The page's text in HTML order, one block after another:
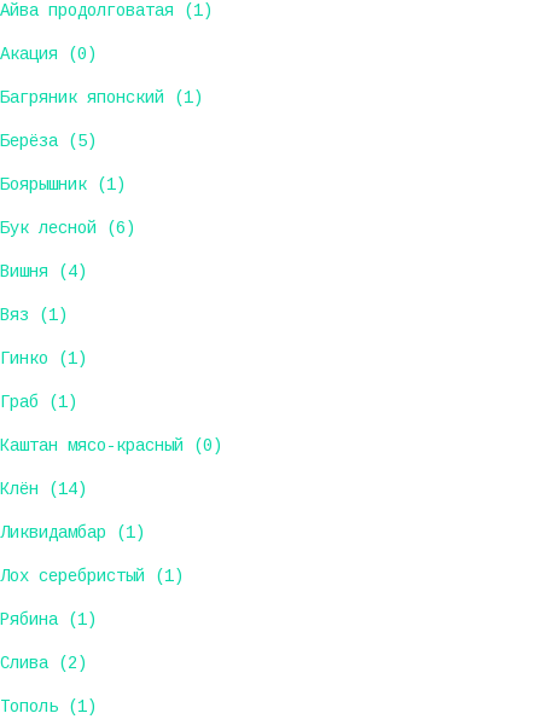
Айва продолговатая (1)
Акация (0)
Багряник японский (1)
Берёза (5)
Боярышник (1)
Бук лесной (6)
Вишня (4)
Вяз (1)
Гинко (1)
Граб (1)
Каштан мясо-красный (0)
Клён (14)
Ликвидамбар (1)
Лох серебристый (1)
Рябина (1)
Слива (2)
Тополь (1)